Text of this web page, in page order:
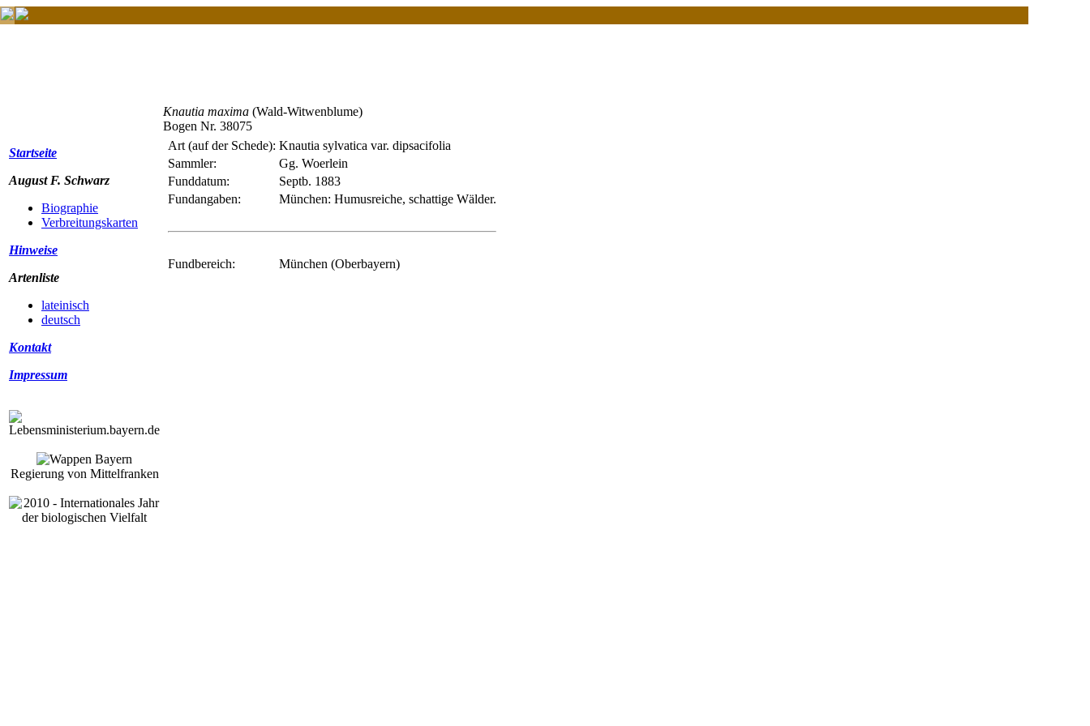
Startseite
August F. Schwarz
Biographie
Verbreitungskarten
Hinweise
Artenliste
lateinisch
deutsch
Kontakt
Impressum
Regierung von Mittelfranken
Knautia maxima (Wald-Witwenblume)
Bogen Nr. 38075
Art (auf der Schede): Knautia sylvatica var. dipsacifolia
Sammler:
Gg. Woerlein
Funddatum:
Septb. 1883
Fundangaben:
München: Humusreiche, schattige Wälder.
Fundbereich: München (Oberbayern)